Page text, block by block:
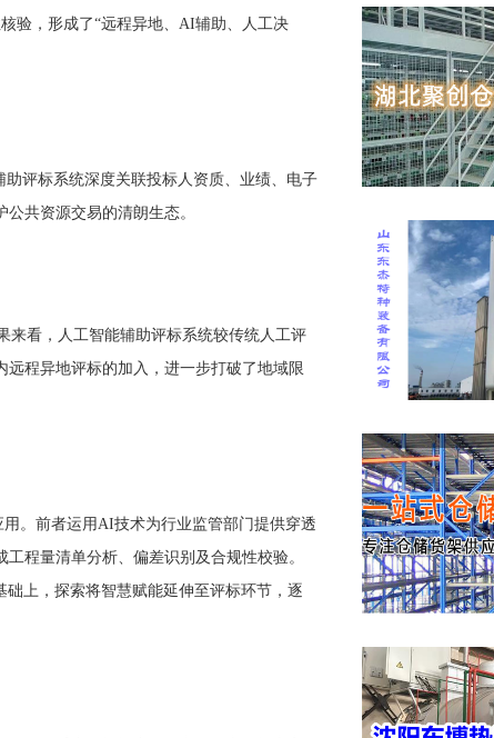
验，形成了“远程异地、AI辅助、人工决
评标系统深度关联投标人资质、业绩、电子
共资源交易的清朗生态。
来看，人工智能辅助评标系统较传统人工评
程异地评标的加入，进一步打破了地域限
。前者运用AI技术为行业监管部门提供穿透
程量清单分析、偏差识别及合规性校验。
上，探索将智慧赋能延伸至评标环节，逐